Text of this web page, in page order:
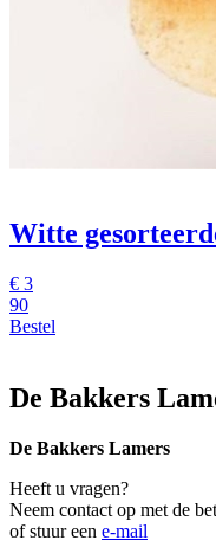
Witte
€ 3
90
Bestel
De Bakkers
De Bakkers Lamers
Heeft u vragen?
Neem contact op met de
of stuur een e-mail